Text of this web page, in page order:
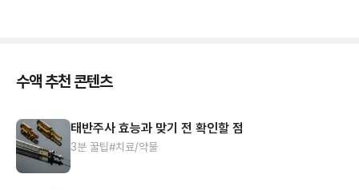
수액 추천 콘텐츠
태반주사 효능과 맞기 전 확인할 점
3분 꿀팁#치료/약물